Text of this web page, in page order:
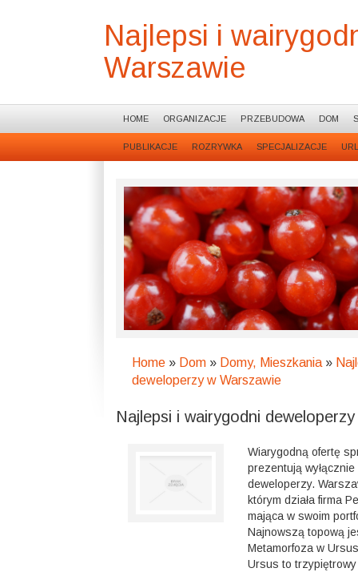
Najlepsi i
Warszawie
HOME ORGANIZACJE PRZEBUDOWA DOM
PUBLIKACJE ROZRYWKA SPECJALIZACJE
Home » Dom » Domy, Mieszkania »
deweloperzy w Warszawie
Najlepsi i wairygodni
Wiarygodną ofertę
prezentują
deweloperzy.
którym działa firma
mająca w swoim
Najnowszą topową
Metamorfoza w
Ursus to